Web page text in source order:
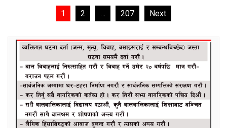
1 2 … 207 Next